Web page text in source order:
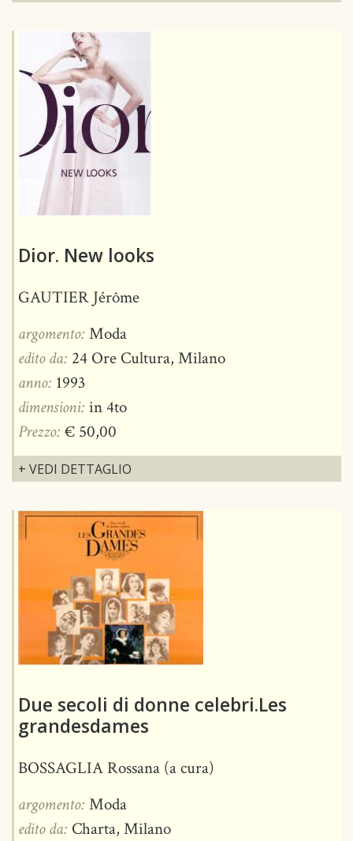
Dior. New looks
GAUTIER Jérôme
argomento: Moda
edito da: 24 Ore Cultura, Milano
anno: 1993
dimensioni: in 4to
Prezzo: € 50,00
+ VEDI DETTAGLIO
Due secoli di donne celebri.Les
grandesdames
BOSSAGLIA Rossana (a cura)
argomento: Moda
edito da: Charta, Milano